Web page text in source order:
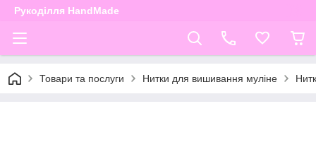
Рукоділля HandMade
Товари та послуги Нитки для вишивання муліне